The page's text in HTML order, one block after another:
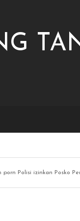
porn Polisi izinkan Posko